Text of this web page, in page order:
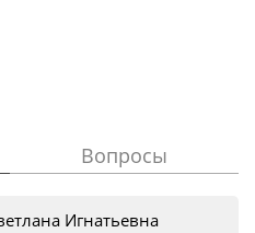
Вопросы
Игнатьевна